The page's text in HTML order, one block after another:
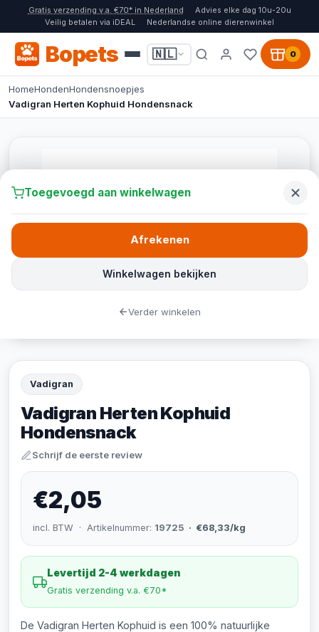
Gratis verzending v.a. €70* in Nederland
Advies elke dag 10u-20u
Veilig betalen via iDEAL
Nederlandse online dierenwinkel
Bopets 🇳🇱 0
HomeHondenHondensnoepjes
Vadigran Herten Kophuid Hondensnack
Vadigran
Vadigran Herten Kophuid
Hondensnack
Schrijf de eerste review
€2,05
incl. BTW · Artikelnummer: 19725 · €68,33/kg
Levertijd 2-4 werkdagen
Gratis verzending v.a. €70*
De Vadigran Herten Kophuid is een 100% natuurlijke
Toegevoegd aan winkelwagen
Winkelwagen bekijken
Afrekenen
Verder winkelen